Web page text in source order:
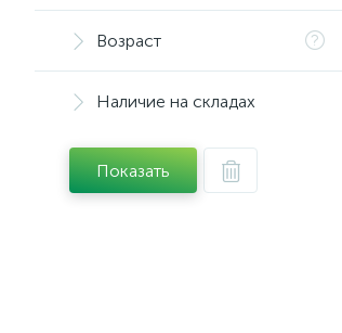
Возраст
Наличие на складах
Показать